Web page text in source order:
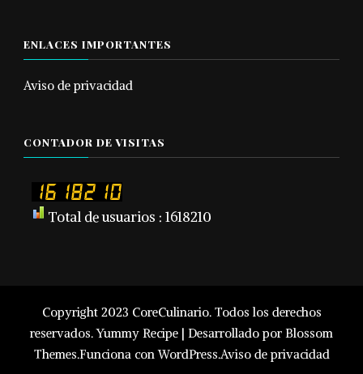
ENLACES IMPORTANTES
Aviso de privacidad
CONTADOR DE VISITAS
Total de usuarios : 1618210
Copyright 2023 CoreCulinario. Todos los derechos
reservados.Yummy Recipe | Desarrollado por Blossom
Themes.Funciona conWordPress.Aviso de privacidad